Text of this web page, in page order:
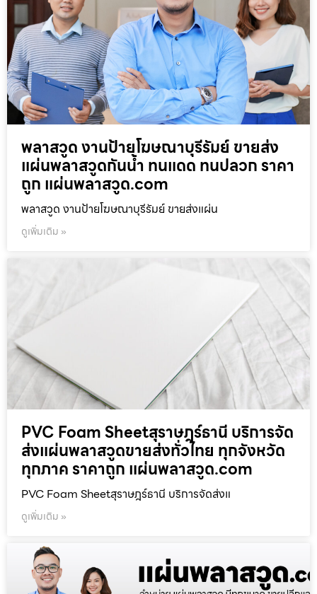
พลาสวูด งานป้ายโฆษณาบุรีรัมย์ ขายส่ง
แผ่นพลาสวูดกันน้ำ ทนแดด ทนปลวก ราคา
ถูก แผ่นพลาสวูด.com
พลาสวูด งานป้ายโฆษณาบุรีรัมย์ ขายส่งแผ่น
ดูเพิ่มเติม »
PVC Foam Sheetสุราษฎร์ธานี บริการจัด
ส่งแผ่นพลาสวูดขายส่งทั่วไทย ทุกจังหวัด
ทุกภาค ราคาถูก แผ่นพลาสวูด.com
PVC Foam Sheetสุราษฎร์ธานี บริการจัดส่งแ
ดูเพิ่มเติม »